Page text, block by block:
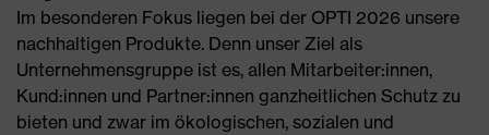
Im besonderen Fokus liegen bei der OPTI 2026 unsere
nachhaltigen Produkte. Denn unser Ziel als
Unternehmensgruppe ist es, allen Mitarbeiter:innen,
Kund:innen und Partner:innen ganzheitlichen Schutz zu
bieten und zwar im ökologischen, sozialen und